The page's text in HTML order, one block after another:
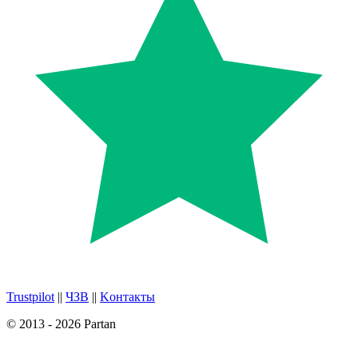
Trustpilot || ЧЗВ || Kонтакты
© 2013 - 2026 Partan